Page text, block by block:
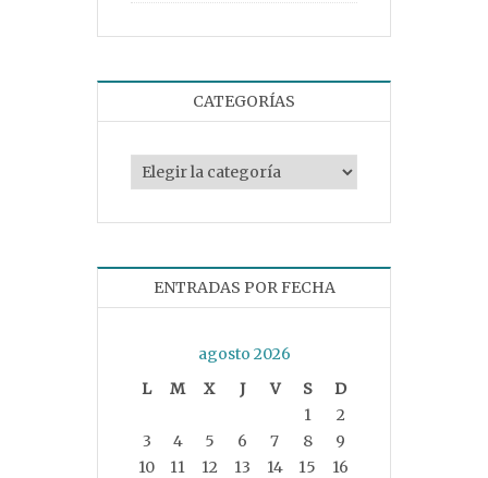
CATEGORÍAS
Categorías
ENTRADAS POR FECHA
agosto 2026
L
M X J V S
D
1
2
3
4 5 6 7 8
9
10
11 12 13 14 15
16